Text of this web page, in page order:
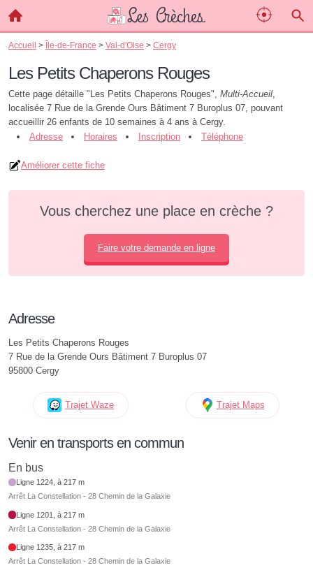
Accueil > Île-de-France > Val-d'Oise > Cergy
Les Petits Chaperons Rouges
Cette page détaille "Les Petits Chaperons Rouges", Multi-Accueil,
localisée 7 Rue de la Grende Ours Bâtiment 7 Buroplus 07, pouvant
accueillir 26 enfants de 10 semaines à 4 ans à Cergy.
Adresse
Horaires Inscription Téléphone
Améliorer cette fiche
Vous cherchez une place en crèche ?
Faire votre demande en ligne
Adresse
Les Petits Chaperons Rouges
7 Rue de la Grende Ours Bâtiment 7 Buroplus 07
95800 Cergy
Trajet Waze Trajet Maps
Venir en transports en commun
En bus
Ligne 1224, à 217 m
Arrêt La Constellation - 28 Chemin de la Galaxie
Ligne 1201, à 217 m
Arrêt La Constellation - 28 Chemin de la Galaxie
Ligne 1235, à 217 m
Arrêt La Constellation - 28 Chemin de la Galaxie